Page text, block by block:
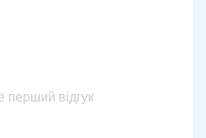
перший відгук